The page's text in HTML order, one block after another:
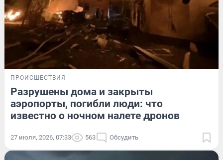
ПРОИСШЕСТВИЯ
Разрушены дома и закрыты
аэропорты, погибли люди: что
известно о ночном налете дронов
27 июля, 2026, 07:33 563 Обсудить